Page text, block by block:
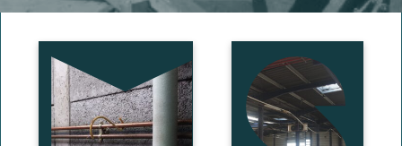
4
Ajouter les matériaux intéressants à "ma
Transmettre sa liste de manifestation
d'intérêt pour les matériaux
sélectionnés